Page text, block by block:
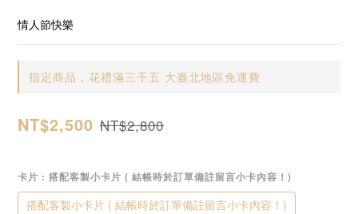
情人節快樂
指定商品，花禮滿三千五 大臺北地區免運費
NT$2,500 NT$2,800
卡片 : 搭配客製小卡片 ( 結帳時於訂單備註留言小卡內容！)
搭配客製小卡片 ( 結帳時於訂單備註留言小卡內容！)